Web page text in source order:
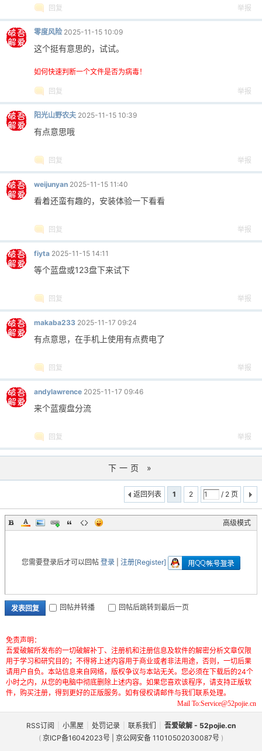
回复 举报
零度风险 2025-11-15 10:09
这个挺有意思的，试试。
如何快速判断一个文件是否为病毒！
回复 举报
阳光山野农夫 2025-11-15 10:39
有点意思哦
回复 举报
weijunyan 2025-11-15 11:40
看着还蛮有趣的，安装体验一下看看
回复 举报
fiyta 2025-11-15 14:11
等个蓝盘或123盘下来试下
回复 举报
makaba233 2025-11-17 09:24
有点意思，在手机上使用有点费电了
回复 举报
andylawrence 2025-11-17 09:46
来个蓝瘦盘分流
回复 举报
下一页 »
1 2 / 2 页
返回列表
高级模式
您需要登录后才可以回帖 登录 注册[Register]
发表回复 回帖并转播 回帖后跳转到最后一页
免责声明：
吾爱破解所发布的一切破解补丁、注册机和注册信息及软件的解密分析文章仅限
用于学习和研究目的；不得将上述内容用于商业或者非法用途，否则，一切后果
请用户自负。本站信息来自网络，版权争议与本站无关。您必须在下载后的24个
小时之内，从您的电脑中彻底删除上述内容。如果您喜欢该程序，请支持正版软
件，购买注册，得到更好的正版服务。如有侵权请邮件与我们联系处理。
Mail To:Service@52pojie.cn
RSS订阅 小黑屋 处罚记录 联系我们
吾爱破解 - 52pojie.cn
( 京ICP备16042023号 | 京公网安备 11010502030087号 )